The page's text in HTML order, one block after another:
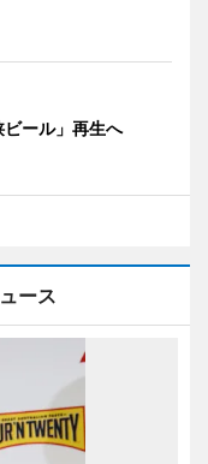
ール」再生へ
ース